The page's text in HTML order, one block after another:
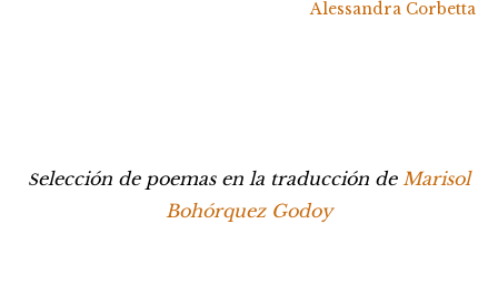
Alessandra Corbetta
Selección de poemas en la traducción de Marisol
Bohórquez Godoy